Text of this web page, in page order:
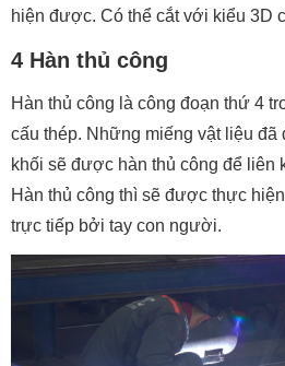
hiện được. Có thể cắt với kiểu 3D
4 Hàn thủ công
Hàn thủ công là công đoạn thứ 4
cấu thép. Những miếng vật liệu đã
khối sẽ được hàn thủ công để liên
Hàn thủ công thì sẽ được thực
trực tiếp bởi tay con người.